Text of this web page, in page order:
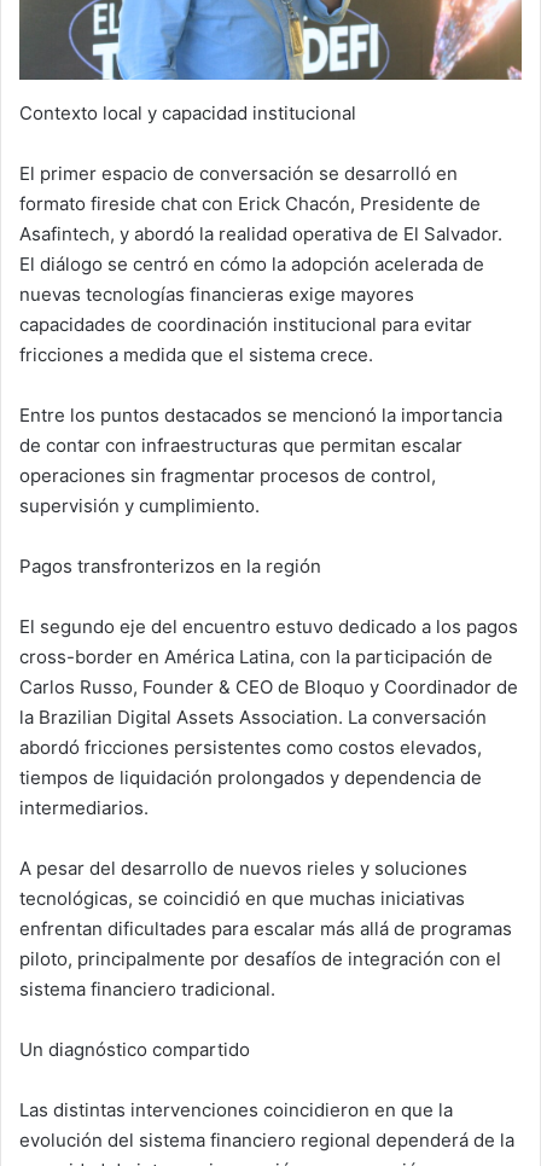
Contexto local y capacidad institucional
El primer espacio de conversación se desarrolló en
formato fireside chat con Erick Chacón, Presidente de
Asafintech, y abordó la realidad operativa de El Salvador.
El diálogo se centró en cómo la adopción acelerada de
nuevas tecnologías financieras exige mayores
capacidades de coordinación institucional para evitar
fricciones a medida que el sistema crece.
Entre los puntos destacados se mencionó la importancia
de contar con infraestructuras que permitan escalar
operaciones sin fragmentar procesos de control,
supervisión y cumplimiento.
Pagos transfronterizos en la región
El segundo eje del encuentro estuvo dedicado a los pagos
cross-border en América Latina, con la participación de
Carlos Russo, Founder & CEO de Bloquo y Coordinador de
la Brazilian Digital Assets Association. La conversación
abordó fricciones persistentes como costos elevados,
tiempos de liquidación prolongados y dependencia de
intermediarios.
A pesar del desarrollo de nuevos rieles y soluciones
tecnológicas, se coincidió en que muchas iniciativas
enfrentan dificultades para escalar más allá de programas
piloto, principalmente por desafíos de integración con el
sistema financiero tradicional.
Un diagnóstico compartido
Las distintas intervenciones coincidieron en que la
evolución del sistema financiero regional dependerá de la